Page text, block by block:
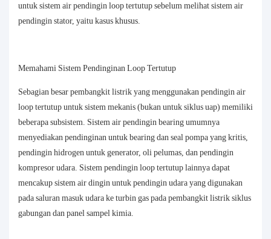
untuk sistem air pendingin loop tertutup sebelum melihat sistem air
pendingin stator, yaitu kasus khusus.
Memahami Sistem Pendinginan Loop Tertutup
Sebagian besar pembangkit listrik yang menggunakan pendingin air
loop tertutup untuk sistem mekanis (bukan untuk siklus uap) memiliki
beberapa subsistem. Sistem air pendingin bearing umumnya
menyediakan pendinginan untuk bearing dan seal pompa yang kritis,
pendingin hidrogen untuk generator, oli pelumas, dan pendingin
kompresor udara. Sistem pendingin loop tertutup lainnya dapat
mencakup sistem air dingin untuk pendingin udara yang digunakan
pada saluran masuk udara ke turbin gas pada pembangkit listrik siklus
gabungan dan panel sampel kimia.